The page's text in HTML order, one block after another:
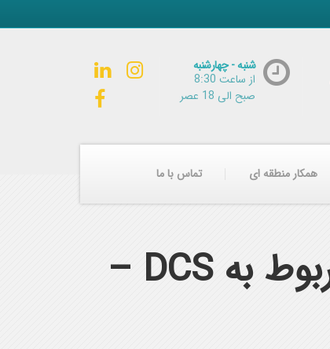
شنبه - چهارشنبه
از ساعت 8:30
صبح الی 18 عصر
همکار منطقه ای تماس با ما
سرویس فنی و مهندسی – تعویض کنترلر مربوط به DCS –